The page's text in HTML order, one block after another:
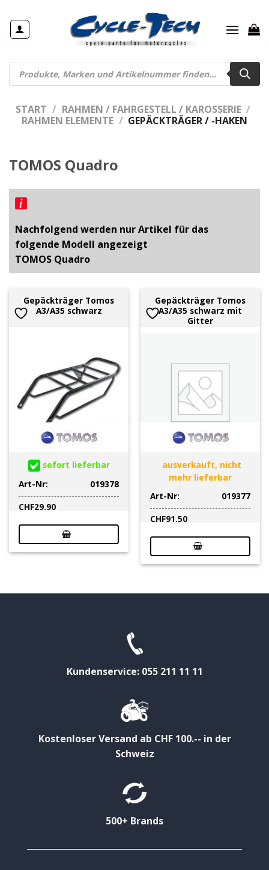
Inhalt
springen
Products
search
START / RAHMEN / FAHRGESTELL / KAROSSERIE /
RAHMEN ELEMENTE / GEPÄCKTRÄGER / -HAKEN
TOMOS Quadro
Nachfolgend werden nur Artikel für das
folgende Modell angezeigt
TOMOS Quadro
Gepäckträger Tomos
A3/A35 schwarz
sofort lieferbar
Art-Nr:
019378
CHF29.90
Gepäckträger Tomos
A3/A35 schwarz mit
Gitter
ausverkauft, nicht
mehr lieferbar
Art-Nr:
019377
CHF91.50
Kundenservice: 055 211 11 11
Kostenloser Versand ab CHF 100.-- in der
Schweiz
500+ Brands